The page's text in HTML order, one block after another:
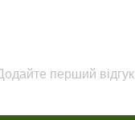
перший відгук